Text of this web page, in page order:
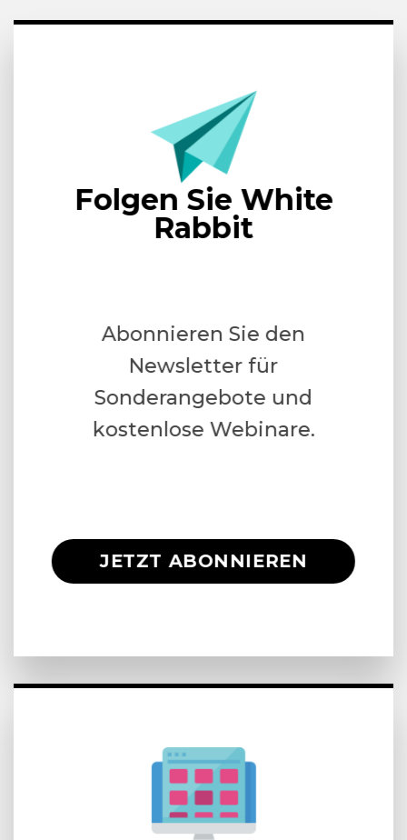
Abonnieren Sie den
Newsletter für
Sonderangebote und
kostenlose Webinare.
JETZT ABONNIEREN
Folgen Sie White
Rabbit